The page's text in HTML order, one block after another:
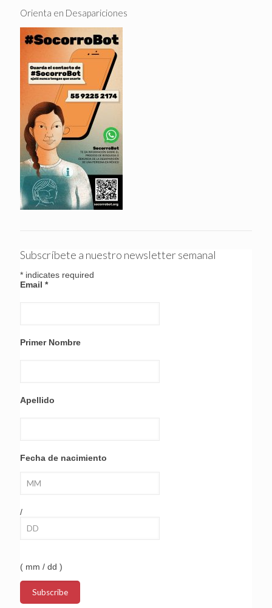
Orienta en Desapariciones
Subscríbete a nuestro newsletter semanal
* indicates required
Email *
Primer Nombre
Apellido
Fecha de nacimiento
/
( mm / dd )